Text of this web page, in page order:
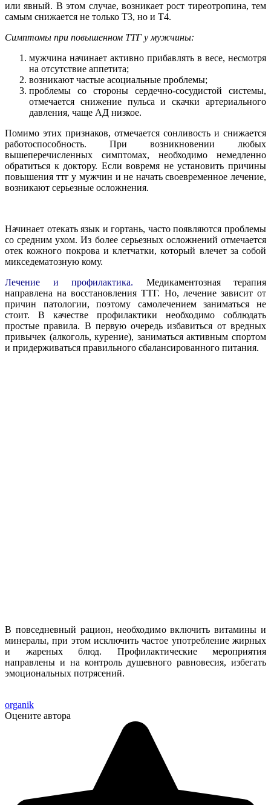
или явный. В этом случае, возникает рост тиреотропина, тем
самым снижается не только Т3, но и Т4.
Симптомы при повышенном ТТГ у мужчины:
мужчина начинает активно прибавлять в весе, несмотря
на отсутствие аппетита;
возникают частые асоциальные проблемы;
проблемы со стороны сердечно-сосудистой системы,
отмечается снижение пульса и скачки артериального
давления, чаще АД низкое.
Помимо этих признаков, отмечается сонливость и снижается
работоспособность. При возникновении любых
вышеперечисленных симптомах, необходимо немедленно
обратиться к доктору. Если вовремя не установить причины
повышения ттг у мужчин и не начать своевременное лечение,
возникают серьезные осложнения.
Начинает отекать язык и гортань, часто появляются проблемы
со средним ухом. Из более серьезных осложнений отмечается
отек кожного покрова и клетчатки, который влечет за собой
микседематозную кому.
Лечение и профилактика. Медикаментозная терапия
направлена на восстановления ТТГ. Но, лечение зависит от
причин патологии, поэтому самолечением заниматься не
стоит. В качестве профилактики необходимо соблюдать
простые правила. В первую очередь избавиться от вредных
привычек (алкоголь, курение), заниматься активным спортом
и придерживаться правильного сбалансированного питания.
В повседневный рацион, необходимо включить витамины и
минералы, при этом исключить частое употребление жирных
и жареных блюд. Профилактические мероприятия
направлены и на контроль душевного равновесия, избегать
эмоциональных потрясений.
organik
Оцените автора